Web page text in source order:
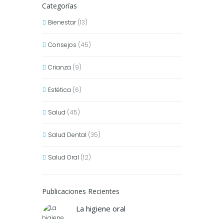
Categorías
Bienestar(13)
Consejos (45)
Crianza (9)
Estética (6)
Salud (45)
Salud Dental (35)
Salud Oral (12)
Publicaciones Recientes
La higiene oral